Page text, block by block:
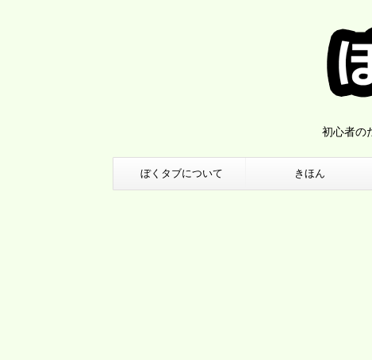
初心者の
ぼくタブについて きほん